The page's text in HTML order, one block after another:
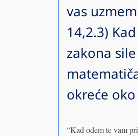
vas
14,2.3)
zakona
okreće
“Kad odem te vam